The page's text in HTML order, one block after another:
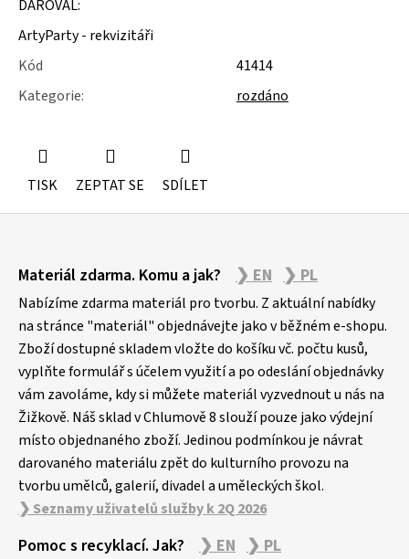
DAROVAL:
ArtyParty - rekvizitáři
Kód
41414
Kategorie: rozdáno
TISK ZEPTAT SE SDÍLET
u
j
e
m
e
Materiál zdarma. Komu a jak? ❯ EN ❯ PL
Nabízíme zdarma materiál pro tvorbu. Z aktuální nabídky
na stránce "materiál" objednávejte jako v běžném e-shopu.
Zboží dostupné skladem vložte do košíku vč. počtu kusů,
vyplňte formulář s účelem využití a po odeslání objednávky
vám zavoláme, kdy si můžete materiál vyzvednout u nás na
Žižkově. Náš sklad v Chlumově 8 slouží pouze jako výdejní
místo objednaného zboží. Jedinou podmínkou je návrat
darovaného materiálu zpět do kulturního provozu na
tvorbu umělců, galerií, divadel a uměleckých škol.
❯ Seznamy uživatelů služby k 2Q 2026
Pomoc s recyklací. Jak? ❯ EN ❯ PL